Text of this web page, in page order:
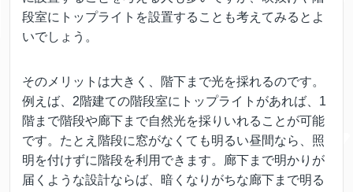
段室にトップライトを設置することも考えてみるとよ
いでしょう。
そのメリットは大きく、階下まで光を採れるのです。
例えば、2階建ての階段室にトップライトがあれば、1
階まで階段や廊下まで自然光を採りいれることが可能
です。たとえ階段に窓がなくても明るい昼間なら、照
明を付けずに階段を利用できます。廊下まで明かりが
届くような設計ならば、暗くなりがちな廊下まで明る